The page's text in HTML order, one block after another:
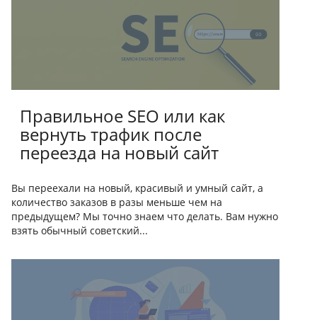
Правильное SEO или как
вернуть трафик после
переезда на новый сайт
Вы переехали на новый, красивый и умный сайт, а
количество заказов в разы меньше чем на
предыдущем? Мы точно знаем что делать. Вам нужно
взять обычный советский...